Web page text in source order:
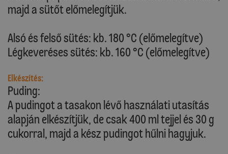
majd a sütőt előmelegítjük.
Alsó és felső sütés: kb. 180 °C (előmelegítve)
Légkeveréses sütés: kb. 160 °C (előmelegítve)
Elkészítés:
Puding:
A pudingot a tasakon lévő használati utasítás
alapján elkészítjük, de csak 400 ml tejjel és 30 g
cukorral, majd a kész pudingot hűlni hagyjuk.